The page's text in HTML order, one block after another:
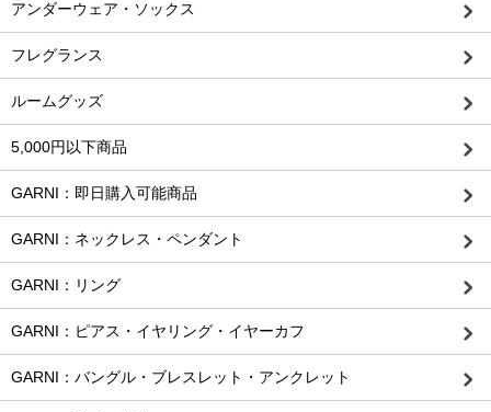
アンダーウェア・ソックス
フレグランス
ルームグッズ
5,000円以下商品
GARNI：即日購入可能商品
GARNI：ネックレス・ペンダント
GARNI：リング
GARNI：ピアス・イヤリング・イヤーカフ
GARNI：バングル・ブレスレット・アンクレット